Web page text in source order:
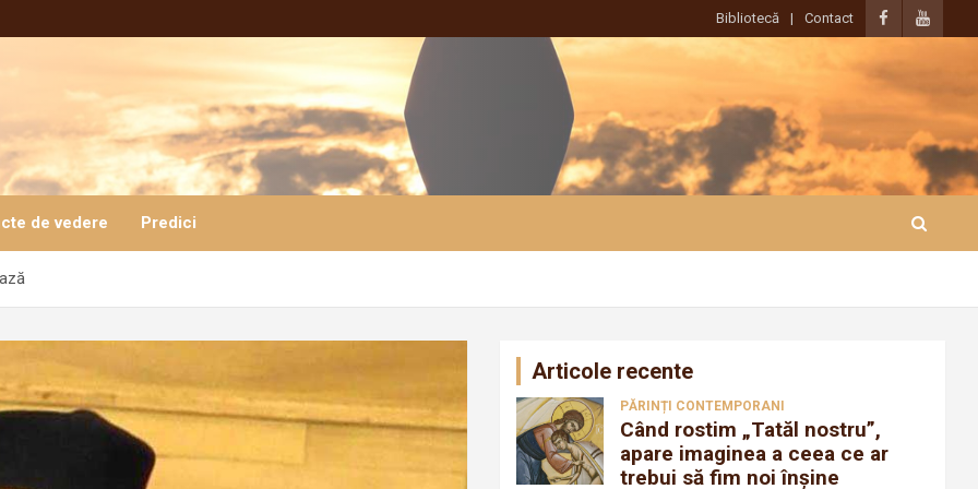
Bibliotecă Contact
de vedere Predici
Articole recente
PĂRINȚI CONTEMPORANI
Când rostim „Tatăl nostru”,
apare imaginea a ceea ce ar
trebui să fim noi înșine